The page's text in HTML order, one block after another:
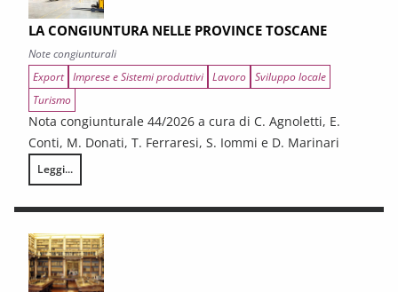
LA CONGIUNTURA NELLE PROVINCE TOSCANE
Note congiunturali
Export Imprese e Sistemi produttivi Lavoro Sviluppo locale
Turismo
Nota congiunturale 44/2026 a cura di C. Agnoletti, E.
Conti, M. Donati, T. Ferraresi, S. Iommi e D. Marinari
Leggi...
LA CONGIUNTURA NELLE PROVINCE TOSCANE